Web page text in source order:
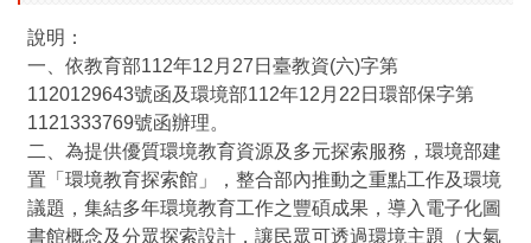
說明：
一、依教育部112年12月27日臺教資(六)字第
1120129643號函及環境部112年12月22日環部保字第
1121333769號函辦理。
二、為提供優質環境教育資源及多元探索服務，環境部建
置「環境教育探索館」，整合部內推動之重點工作及環境
議題，集結多年環境教育工作之豐碩成果，導入電子化圖
書館概念及分眾探索設計，讓民眾可透過環境主題（大氣